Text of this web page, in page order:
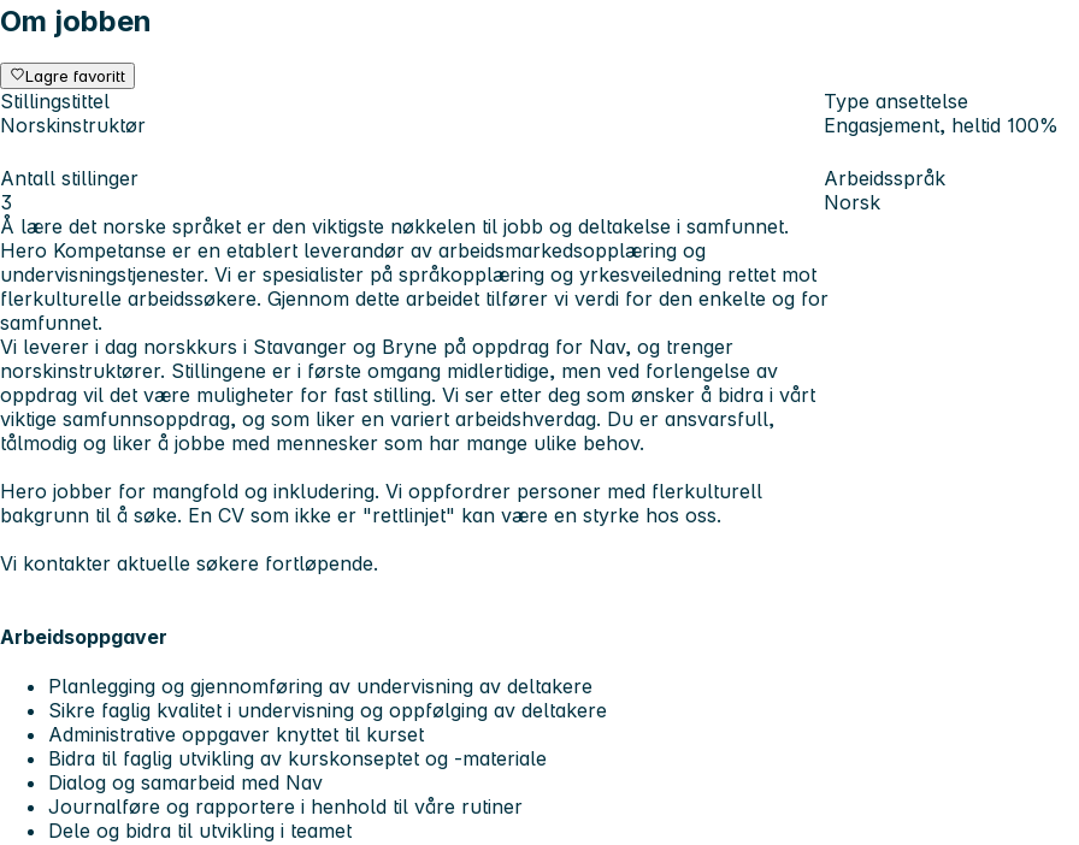
Om jobben
Lagre favoritt
Stillingstittel
Norskinstruktør
Type ansettelse
Engasjement, heltid 100%
Antall stillinger
3
Arbeidsspråk
Norsk
Å lære det norske språket er den viktigste nøkkelen til jobb og deltakelse i samfunnet.
Hero Kompetanse er en etablert leverandør av arbeidsmarkedsopplæring og
undervisningstjenester. Vi er spesialister på språkopplæring og yrkesveiledning rettet mot
flerkulturelle arbeidssøkere. Gjennom dette arbeidet tilfører vi verdi for den enkelte og for
samfunnet.
Vi leverer i dag norskkurs i Stavanger og Bryne på oppdrag for Nav, og trenger
norskinstruktører. Stillingene er i første omgang midlertidige, men ved forlengelse av
oppdrag vil det være muligheter for fast stilling. Vi ser etter deg som ønsker å bidra i vårt
viktige samfunnsoppdrag, og som liker en variert arbeidshverdag. Du er ansvarsfull,
tålmodig og liker å jobbe med mennesker som har mange ulike behov.
Hero jobber for mangfold og inkludering. Vi oppfordrer personer med flerkulturell
bakgrunn til å søke. En CV som ikke er "rettlinjet" kan være en styrke hos oss.
Vi kontakter aktuelle søkere fortløpende.
Arbeidsoppgaver
Planlegging og gjennomføring av undervisning av deltakere
Sikre faglig kvalitet i undervisning og oppfølging av deltakere
Administrative oppgaver knyttet til kurset
Bidra til faglig utvikling av kurskonseptet og -materiale
Dialog og samarbeid med Nav
Journalføre og rapportere i henhold til våre rutiner
Dele og bidra til utvikling i teamet